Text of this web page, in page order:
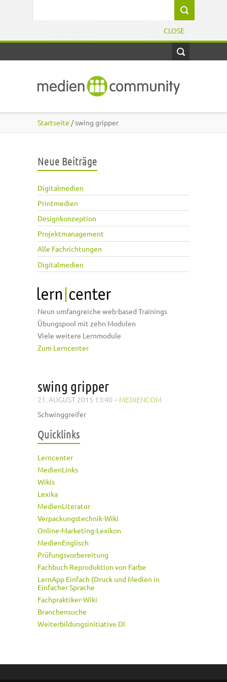
CLOSE
Startseite / swing gripper
Neue Beiträge
Digitalmedien
Printmedien
Designkonzeption
Projektmanagement
Alle Fachrichtungen
Digitalmedien
Neun umfangreiche web-based Trainings
Übungspool mit zehn Modulen
Viele weitere Lernmodule
Zum Lerncenter
swing gripper
21. AUGUST 2015 13:40 – MEDIENCOM
Schwinggreifer
Quicklinks
Lerncenter
MedienLinks
Wikis
Lexika
MedienLiteratur
Verpackungstechnik-Wiki
Online-Marketing-Lexikon
MedienEnglisch
Prüfungsvorbereitung
Fachbuch Reproduktion von Farbe
LernApp Einfach (Druck und Medien in
Einfacher Sprache
Fachpraktiker-Wiki
Branchensuche
Weiterbildungsinitiative DI